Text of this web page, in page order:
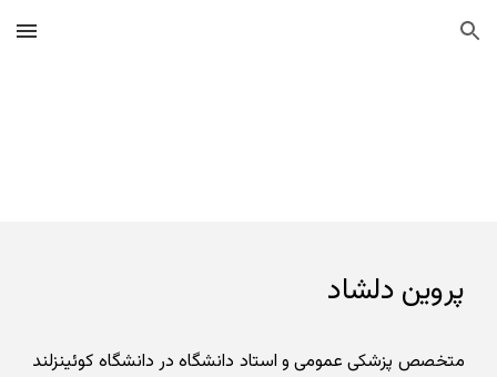
Skip to main content Skip to navigation
پروین دلشاد
متخصص پزشکی عمومی و استاد دانشگاه در دانشگاه کوئینزلند